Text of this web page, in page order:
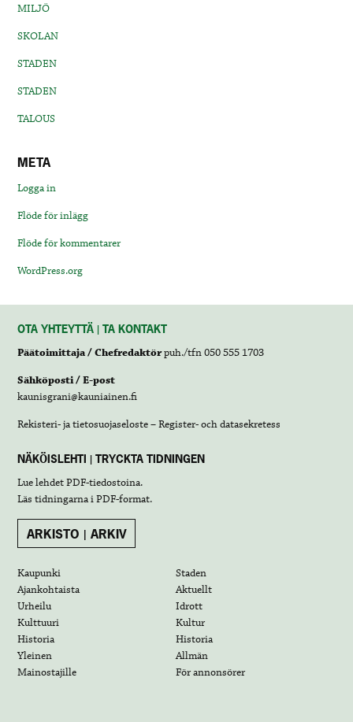
MILJÖ
SKOLAN
STADEN
STADEN
TALOUS
META
Logga in
Flöde för inlägg
Flöde för kommentarer
WordPress.org
OTA YHTEYTTÄ | TA KONTAKT
Päätoimittaja / Chefredaktörpuh./tfn 050 555 1703
Sähköposti / E-post
kaunisgrani@kauniainen.fi
Rekisteri- ja tietosuojaseloste – Register- och datasekretess
NÄKÖISLEHTI | TRYCKTA TIDNINGEN
Lue lehdetPDF-tiedostoina.
Läs tidningarna iPDF-format.
ARKISTO | ARKIV
Kaupunki
Staden
Ajankohtaista
Aktuellt
Urheilu
Idrott
Kulttuuri
Kultur
Historia
Historia
Yleinen
Allmän
Mainostajille
För annonsörer